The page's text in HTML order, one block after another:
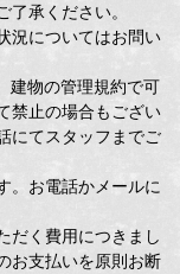
承ください。
況についてはお問い
建物の管理規約で可
禁止の場合もござい
にてスタッフまでご
。お電話かメールに
だく費用につきまし
お支払いを原則お断